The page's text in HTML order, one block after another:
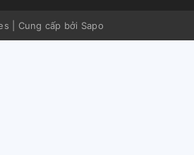
Cung cấp bởi Sapo